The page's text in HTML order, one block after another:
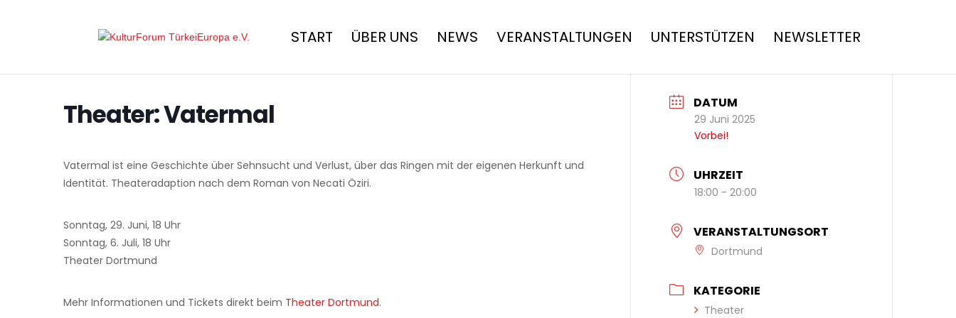
START ÜBER UNS NEWS VERANSTALTUNGEN UNTERSTÜTZEN NEWSLETTER
Theater: Vatermal
Vatermal ist eine Geschichte über Sehnsucht und Verlust, über das Ringen mit der eigenen Herkunft und
Identität. Theateradaption nach dem Roman von Necati Öziri.
Sonntag, 29. Juni, 18 Uhr
Sonntag, 6. Juli, 18 Uhr
Theater Dortmund
Mehr Informationen und Tickets direkt beim Theater Dortmund.
DATUM
29 Juni 2025
Vorbei!
UHRZEIT
18:00 - 20:00
VERANSTALTUNGSORT
Dortmund
KATEGORIE
Theater